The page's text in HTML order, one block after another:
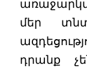
մեր
դրանք